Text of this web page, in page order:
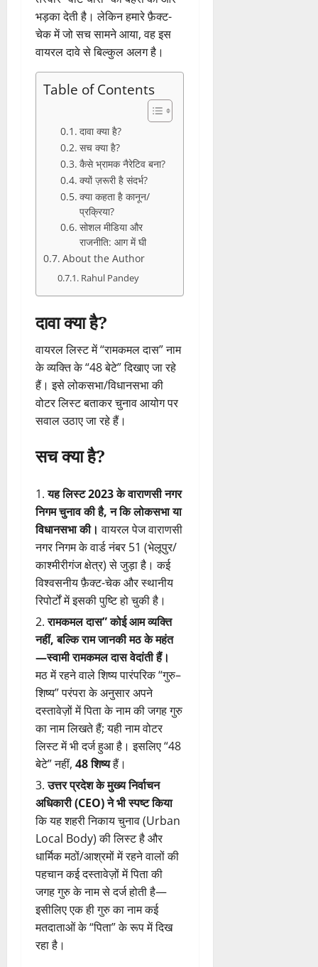
भड़का देती है। लेकिन हमारे फ़ैक्ट-
चेक में जो सच सामने आया, वह इस
वायरल दावे से बिल्कुल अलग है।
Table of Contents
दावा क्या है?
सच क्या है?
कैसे भ्रामक नैरेटिव बना?
क्यों ज़रूरी है संदर्भ?
क्या कहता है कानून/
प्रक्रिया?
सोशल मीडिया और
राजनीति: आग में घी
About the Author
Rahul Pandey
दावा क्या है?
वायरल लिस्ट में “रामकमल दास” नाम
के व्यक्ति के “48 बेटे” दिखाए जा रहे
हैं। इसे लोकसभा/विधानसभा की
वोटर लिस्ट बताकर चुनाव आयोग पर
सवाल उठाए जा रहे हैं।
सच क्या है?
यह लिस्ट 2023 के वाराणसी नगर
निगम चुनाव की है, न कि लोकसभा या
विधानसभा की। वायरल पेज वाराणसी
नगर निगम के वार्ड नंबर 51 (भेलूपुर/
काश्मीरीगंज क्षेत्र) से जुड़ा है। कई
विश्वसनीय फ़ैक्ट-चेक और स्थानीय
रिपोर्टों में इसकी पुष्टि हो चुकी है।
रामकमल दास” कोई आम व्यक्ति
नहीं, बल्कि राम जानकी मठ के महंत
—स्वामी रामकमल दास वेदांती हैं।
मठ में रहने वाले शिष्य पारंपरिक “गुरु–
शिष्य” परंपरा के अनुसार अपने
दस्तावेज़ों में पिता के नाम की जगह गुरु
का नाम लिखते हैं; यही नाम वोटर
लिस्ट में भी दर्ज हुआ है। इसलिए “48
बेटे” नहीं, 48 शिष्यहैं।
उत्तर प्रदेश के मुख्य निर्वाचन
अधिकारी (CEO) ने भी स्पष्ट किया
कि यह शहरी निकाय चुनाव (Urban
Local Body) की लिस्ट है और
धार्मिक मठों/आश्रमों में रहने वालों की
पहचान कई दस्तावेज़ों में पिता की
जगह गुरु के नाम से दर्ज होती है—
इसीलिए एक ही गुरु का नाम कई
मतदाताओं के “पिता” के रूप में दिख
रहा है।